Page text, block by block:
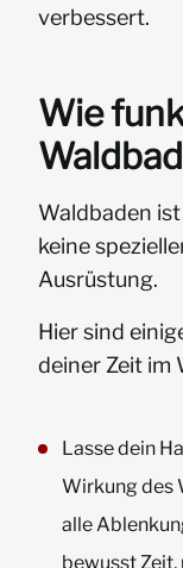
verbessert.
Wie
Waldbaden
keine
Ausrüstung.
Hier sind
deiner Zeit im
Lasse dein
Wirkung des
alle
bewusst